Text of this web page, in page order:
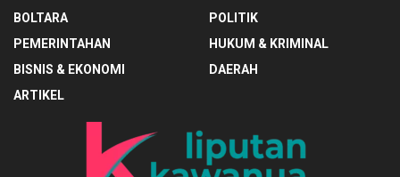
BOLTARA
POLITIK
PEMERINTAHAN
HUKUM & KRIMINAL
BISNIS & EKONOMI
DAERAH
ARTIKEL